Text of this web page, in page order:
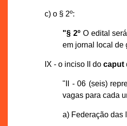
c) o § 2º:
"§ 2º O edital
em jornal local de
IX - o inciso II do caput
"II - 06 (seis)
vagas para cada
a) Federação das